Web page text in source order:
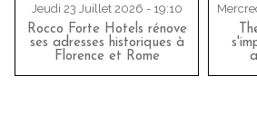
Jeudi 23 Juillet 2026 - 19:10
Rocco Forte Hotels rénove
ses adresses historiques à
Florence et Rome